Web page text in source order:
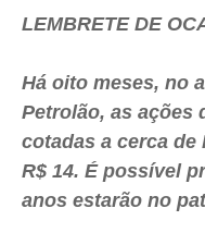
LEMBRETE DE
Há oito meses, no
Petrolão, as ações
cotadas a cerca de
R$ 14. É possível
anos estarão no